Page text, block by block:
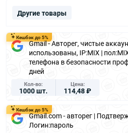
Другие товары
Кешбэк до 5%
Gmail - Авторег, чистые
использованы, IP:MIX |
телефона в безопасности
дней
Кол-во
1000 шт.
Цена
114,48 ₽
Кешбэк до 5%
Gmail.com - авторег |
Логин:пароль